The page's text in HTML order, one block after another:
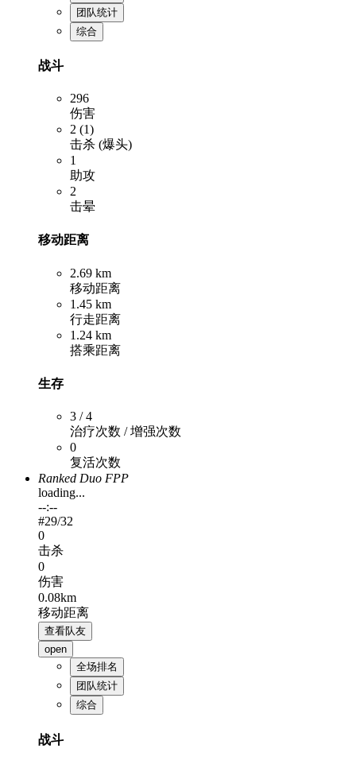
团队统计
综合
战斗
296
伤害
2 (1)
击杀 (爆头)
1
助攻
2
击晕
移动距离
2.69 km
移动距离
1.45 km
行走距离
1.24 km
搭乘距离
生存
3 / 4
治疗次数 / 增强次数
0
复活次数
Ranked Duo FPP
loading...
--:--
#29/32
0
击杀
0
伤害
0.08km
移动距离
查看队友
open
全场排名
团队统计
综合
战斗